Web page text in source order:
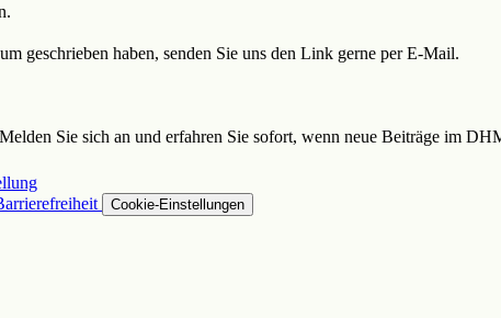
geschrieben haben, senden Sie uns den Link gerne per E-Mail.
Sie sich an und erfahren Sie sofort, wenn neue Beiträge im
Cookie-Einstellungen